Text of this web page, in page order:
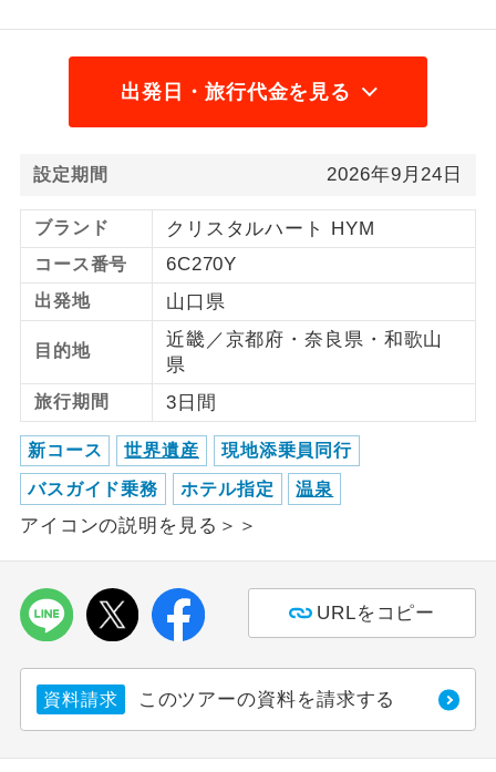
出発日・旅行代金を見る
設定期間 2026年9月24日
ブランド クリスタルハート HYM
コース番号 6C270Y
出発地 山口県
目的地
近畿／京都府・奈良県・和歌山
県
旅行期間 3日間
新コース 世界遺産 現地添乗員同行
バスガイド乗務 ホテル指定 温泉
アイコンの説明を見る＞＞
URLをコピー
資料請求 このツアーの資料を請求する
おひとり様参
おひとり様限定でご参加いただけるコー
スです。
コースです。
ご夫婦限定
ご夫婦限定でご参加いただけるコースで
女性限定
女性限定でご参加いただけるコースで
す。
ご参加にあたり年齢に制限があるコース
です。
航空会社指定
利用航空会社が指定なので、ご出発の計
画にとても便利です。
ホテル指定
ご紹介するホテルを指定したコースで
す。
おひとり様バ
おひとり様でバス席を2席利⽤できま
す。